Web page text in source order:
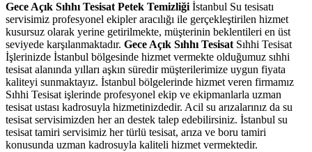
Gece Açık Sıhhı Tesisat Petek Temizliği İstanbul Su tesisatı
servisimiz profesyonel ekipler aracılığı ile gerçekleştirilen hizmet
kusursuz olarak yerine getirilmekte, müşterinin beklentileri en üst
seviyede karşılanmaktadır. Gece Açık Sıhhı Tesisat Sıhhi Tesisat
İşlerinizde İstanbul bölgesinde hizmet vermekte olduğumuz sıhhi
tesisat alanında yılları aşkın süredir müşterilerimize uygun fiyata
kaliteyi sunmaktayız. İstanbul bölgelerinde hizmet veren firmamız
Sıhhi Tesisat işlerinde profesyonel ekip ve ekipmanlarla uzman
tesisat ustası kadrosuyla hizmetinizdedir. Acil su arızalarınız da su
tesisat servisimizden her an destek talep edebilirsiniz. İstanbul su
tesisat tamiri servisimiz her türlü tesisat, arıza ve boru tamiri
konusunda uzman kadrosuyla kaliteli hizmet vermektedir.